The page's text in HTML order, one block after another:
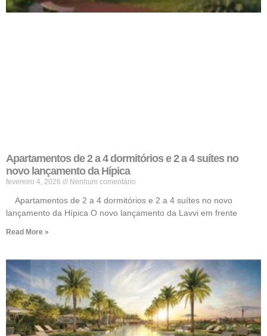
Apartamentos de 2 a 4 dormitórios e 2 a 4 suítes no
novo lançamento da Hípica
fevereiro 4, 2026 Nenhum comentário
Apartamentos de 2 a 4 dormitórios e 2 a 4 suítes no novo
lançamento da Hípica O novo lançamento da Lavvi em frente
Read More »